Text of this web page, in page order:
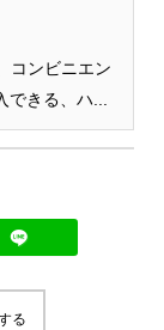
コンビニエン
できる、ハ...
る